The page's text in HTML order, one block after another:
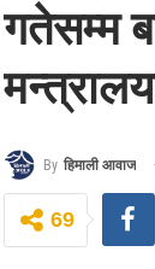
गतेसम्म
By हिमाली आवाज
69